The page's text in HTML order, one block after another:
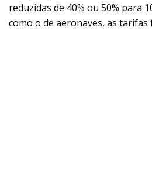
reduzidas de 40% ou 50% para
como o de aeronaves, as tarifas